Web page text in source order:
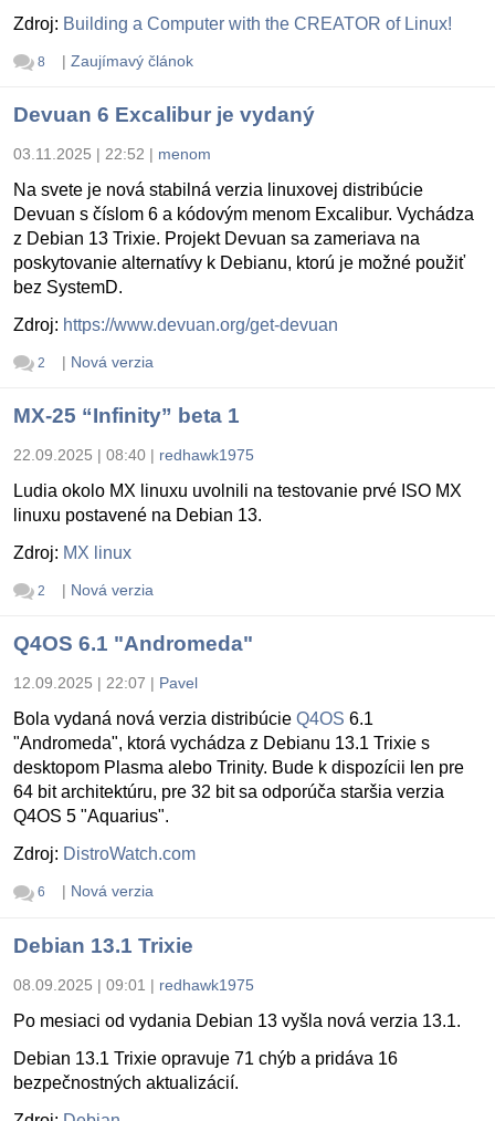
Zdroj: Building a Computer with the CREATOR of Linux!
8 | Zaujímavý článok
Devuan 6 Excalibur je vydaný
03.11.2025 | 22:52 | menom
Na svete je nová stabilná verzia linuxovej distribúcie
Devuan s číslom 6 a kódovým menom Excalibur. Vychádza
z Debian 13 Trixie. Projekt Devuan sa zameriava na
poskytovanie alternatívy k Debianu, ktorú je možné použiť
bez SystemD.
Zdroj: https://www.devuan.org/get-devuan
2 | Nová verzia
MX-25 “Infinity” beta 1
22.09.2025 | 08:40 | redhawk1975
Ludia okolo MX linuxu uvolnili na testovanie prvé ISO MX
linuxu postavené na Debian 13.
Zdroj: MX linux
2 | Nová verzia
Q4OS 6.1 "Andromeda"
12.09.2025 | 22:07 | Pavel
Bola vydaná nová verzia distribúcie Q4OS 6.1
"Andromeda", ktorá vychádza z Debianu 13.1 Trixie s
desktopom Plasma alebo Trinity. Bude k dispozícii len pre
64 bit architektúru, pre 32 bit sa odporúča staršia verzia
Q4OS 5 "Aquarius".
Zdroj: DistroWatch.com
6 | Nová verzia
Debian 13.1 Trixie
08.09.2025 | 09:01 | redhawk1975
Po mesiaci od vydania Debian 13 vyšla nová verzia 13.1.
Debian 13.1 Trixie opravuje 71 chýb a pridáva 16
bezpečnostných aktualizácií.